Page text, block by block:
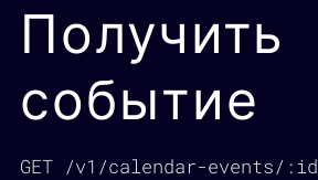
Получить
событие
GET /v1/calendar-events/:id